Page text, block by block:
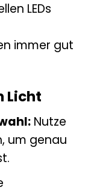
LEDs
immer gut
Licht
Nutze
um genau